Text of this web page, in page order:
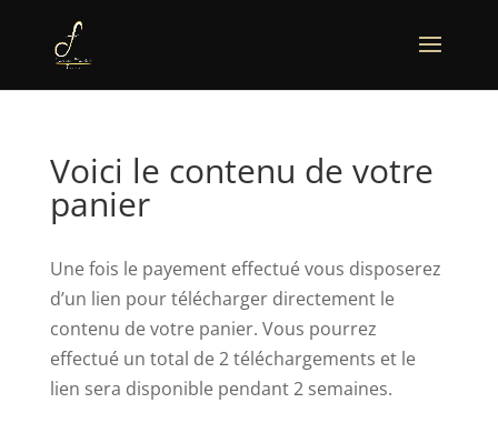
Voici le contenu de votre
panier
Une fois le payement effectué vous disposerez
d’un lien pour télécharger directement le
contenu de votre panier. Vous pourrez
effectué un total de 2 téléchargements et le
lien sera disponible pendant 2 semaines.